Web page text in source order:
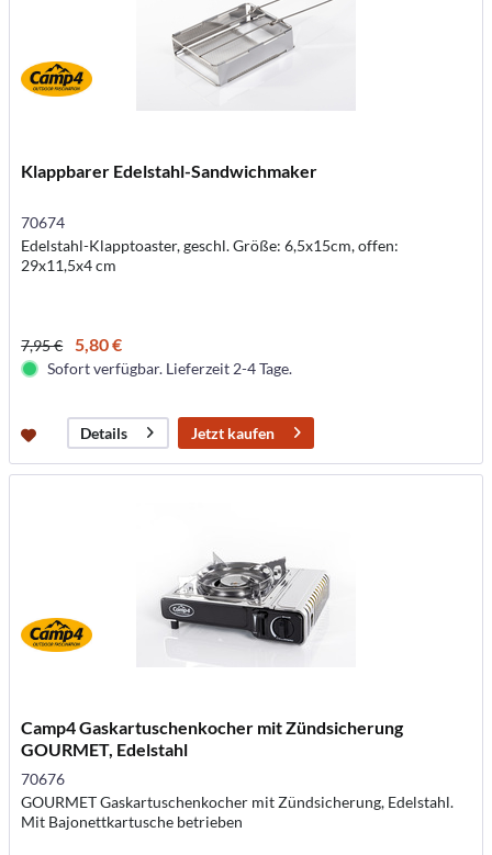
Klappbarer Edelstahl-Sandwichmaker
70674
Edelstahl-Klapptoaster, geschl. Größe: 6,5x15cm, offen:
29x11,5x4 cm
7,95 € 5,80 €
Sofort verfügbar. Lieferzeit 2-4 Tage.
Details Jetzt kaufen
Camp4 Gaskartuschenkocher mit Zündsicherung
GOURMET, Edelstahl
70676
GOURMET Gaskartuschenkocher mit Zündsicherung, Edelstahl.
Mit Bajonettkartusche betrieben